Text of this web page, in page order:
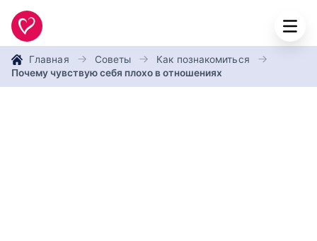
Главная Советы
Как познакомиться
Почему чувствую себя плохо в отношениях